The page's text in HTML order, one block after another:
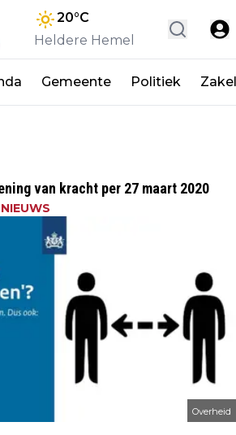
20°C
Heldere Hemel
Gemeente Politiek
van kracht per 27 maart 2020
NIEUWS
Overheid